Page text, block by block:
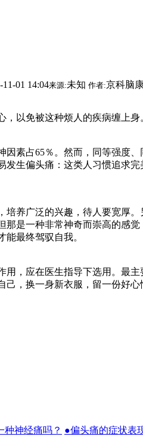
11-01 14:04来源:未知 作者:京科脑
以免被这种烦人的疾病缠上身
因素占65％。然而，同等强
生偏头痛：这类人习惯追求
养广泛的兴趣，待人要宽厚
是一种非常神奇而崇高的感
最终驾驭自我。
，应在医生指导下选用。最
，换一身新衣服，留一份好
种神经痛吗？ ●偏头痛的症状表